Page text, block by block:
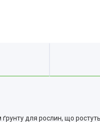
для рослин, що ростуть